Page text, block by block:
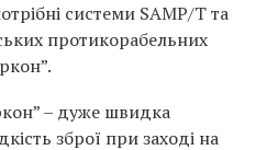
системи SAMP/T та
протикорабельних
– дуже швидка
зброї при заході на